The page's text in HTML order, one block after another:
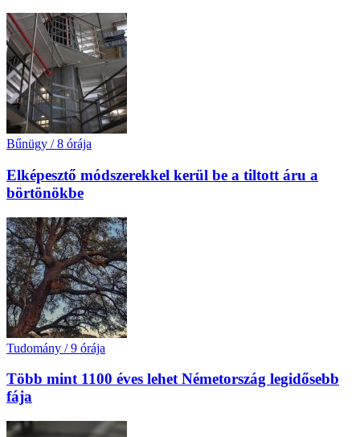
Bűnügy / 8 órája
Elképesztő módszerekkel kerül be a tiltott áru a
börtönökbe
Tudomány / 9 órája
Több mint 1100 éves lehet Németország legidősebb
fája